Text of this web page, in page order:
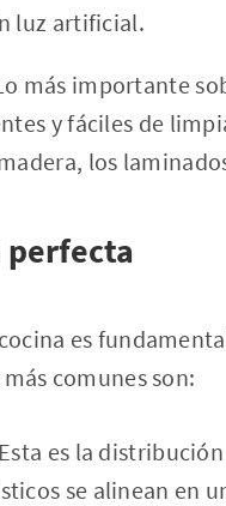
luz artificial.
más importante
y fáciles de
los
es
comunes son:
Esta es la
se alinean en